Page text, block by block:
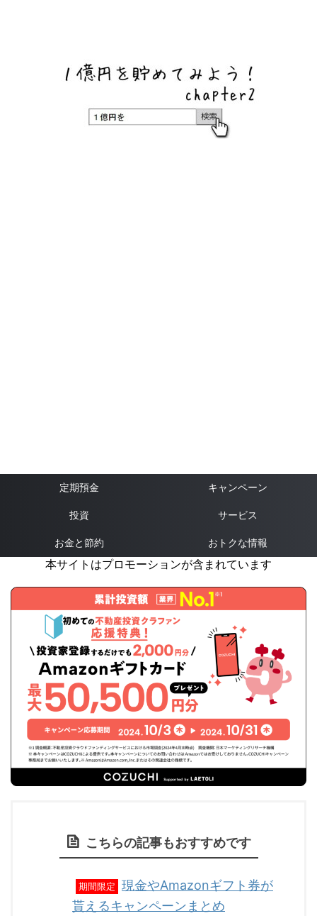
定期預金 キャンペーン
投資 サービス
お金と節約 おトクな情報
本サイトはプロモーションが含まれています
こちらの記事もおすすめです
期間限定
現金やAmazonギフト券が
貰えるキャンペーンまとめ